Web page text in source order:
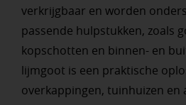
verkrijgbaar en worden
passende hulpstukken, zoals
kopschotten en binnen- en
lijmgoot is een praktische
overkappingen, tuinhuizen en